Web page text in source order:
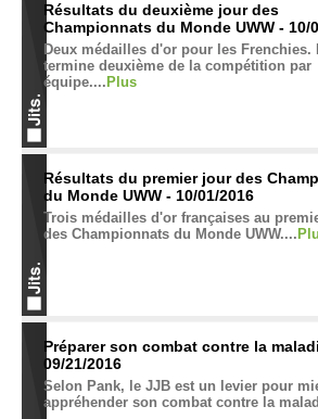
Résultats du deuxième jour des
Championnats du Monde UWW - 10/
Deux médailles d'or pour les Frenchies.
termine deuxième de la compétition par
équipe.... Plus
Résultats du premier jour des
du Monde UWW - 10/01/2016
Trois médailles d'or françaises au
des Championnats du Monde UWW....
Préparer son combat contre la
09/21/2016
Selon Pank, le JJB est un levier pour
appréhender son combat contre la